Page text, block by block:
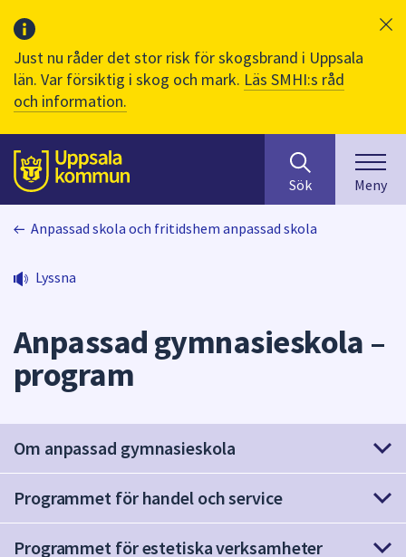
Just nu råder det stor risk för skogsbrand i Uppsala
län. Var försiktig i skog och mark. Läs SMHI:s råd
och information.
Till sidans
huvudinnehåll
efter
innehåll
på
webbplatsen.
i
att
under
fältet.
Sök Meny
Anpassad skola och fritidshem anpassad skola
Lyssna
Anpassad gymnasieskola –
program
Om anpassad gymnasieskola
Programmet för handel och service
Programmet för estetiska verksamheter